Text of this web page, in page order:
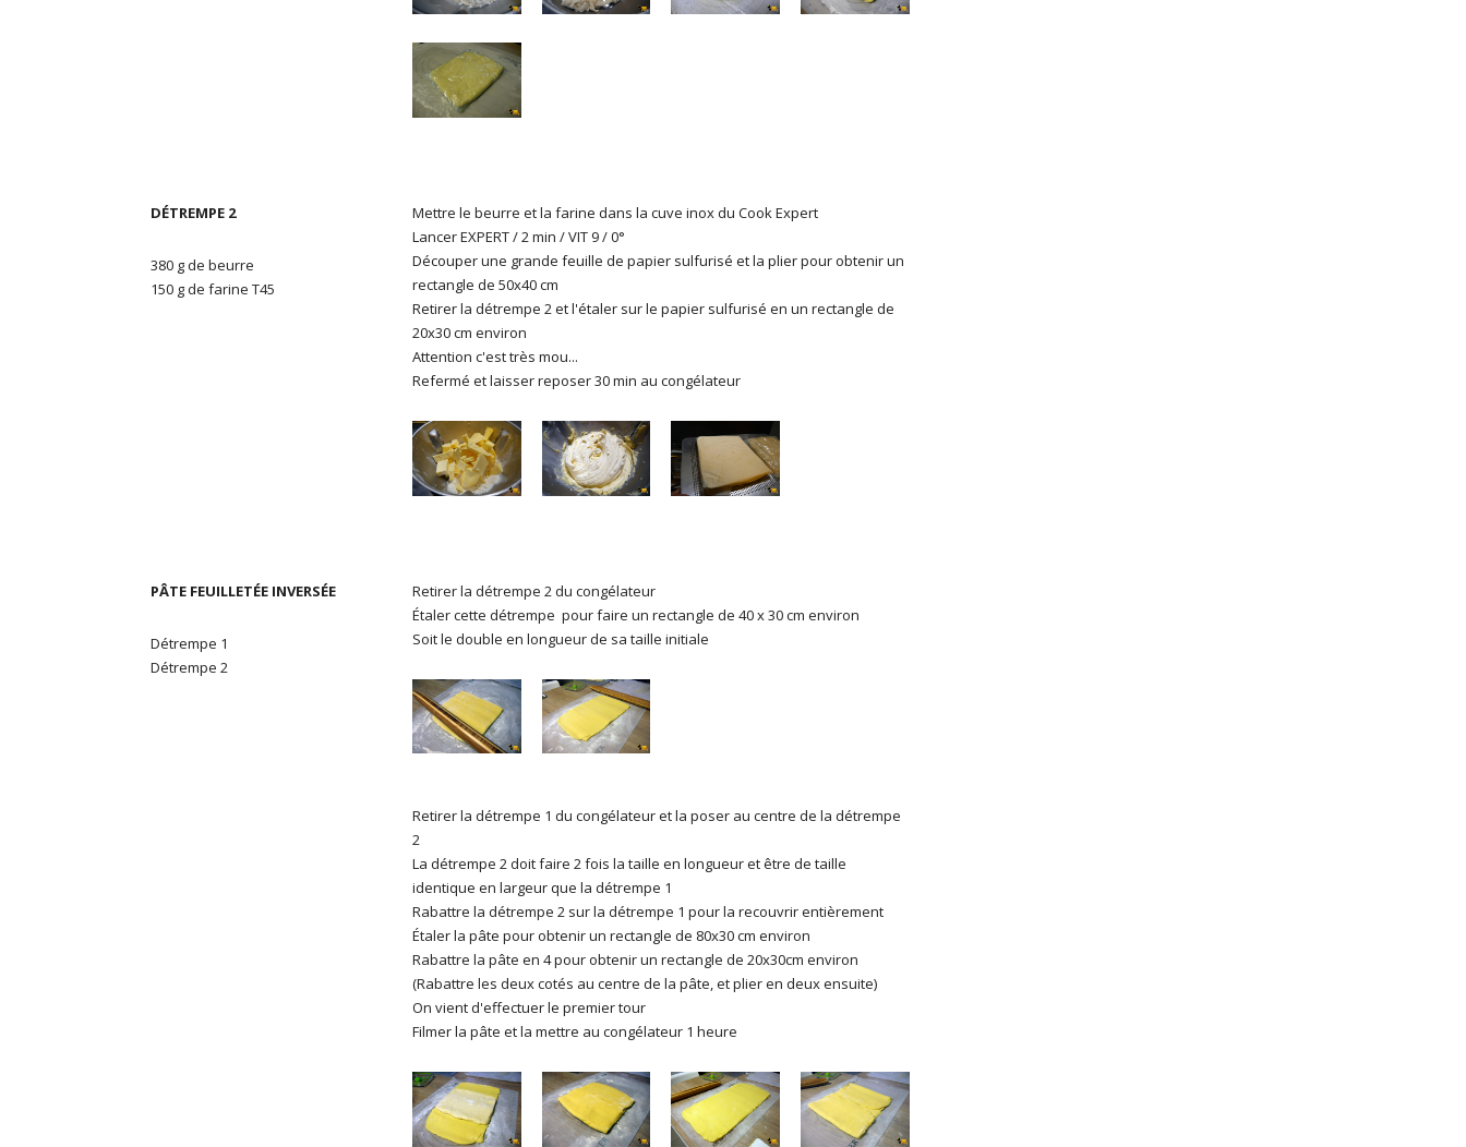
DÉTREMPE 2
380 g de beurre
150 g de farine T45
Mettre le beurre et la farine dans la cuve inox du Cook Expert
Lancer EXPERT / 2 min / VIT 9 / 0°
Découper une grande feuille de papier sulfurisé et la plier pour obtenir un
rectangle de 50x40 cm
Retirer la détrempe 2 et l'étaler sur le papier sulfurisé en un rectangle de
20x30 cm environ
Attention c'est très mou...
Refermé et laisser reposer 30 min au congélateur
PÂTE FEUILLETÉE INVERSÉE
Détrempe 1
Détrempe 2
Retirer la détrempe 2 du congélateur
Étaler cette détrempe pour faire un rectangle de 40 x 30 cm environ
Soit le double en longueur de sa taille initiale
Retirer la détrempe 1 du congélateur et la poser au centre de la détrempe
2
La détrempe 2 doit faire 2 fois la taille en longueur et être de taille
identique en largeur que la détrempe 1
Rabattre la détrempe 2 sur la détrempe 1 pour la recouvrir entièrement
Étaler la pâte pour obtenir un rectangle de 80x30 cm environ
Rabattre la pâte en 4 pour obtenir un rectangle de 20x30cm environ
(Rabattre les deux cotés au centre de la pâte, et plier en deux ensuite)
On vient d'effectuer le premier tour
Filmer la pâte et la mettre au congélateur 1 heure